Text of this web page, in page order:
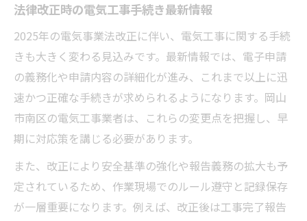
法律改正時の電気工事手続き最新情報
2025年の電気事業法改正に伴い、電気工事に関する手続
きも大きく変わる見込みです。最新情報では、電子申請
の義務化や申請内容の詳細化が進み、これまで以上に迅
速かつ正確な手続きが求められるようになります。岡山
市南区の電気工事業者は、これらの変更点を把握し、早
期に対応策を講じる必要があります。
また、改正により安全基準の強化や報告義務の拡大も予
定されているため、作業現場でのルール遵守と記録保存
が一層重要になります。例えば、改正後は工事完了報告